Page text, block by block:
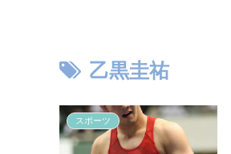
乙黒圭祐
スポーツ